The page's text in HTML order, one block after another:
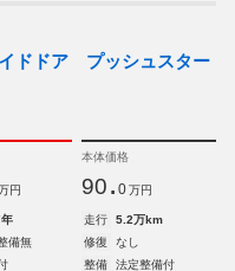
ドドア プッシュスター
円
本体価格
90. 0 万円
走行
5.2万km
備無 修復
なし
整備 法定整備付